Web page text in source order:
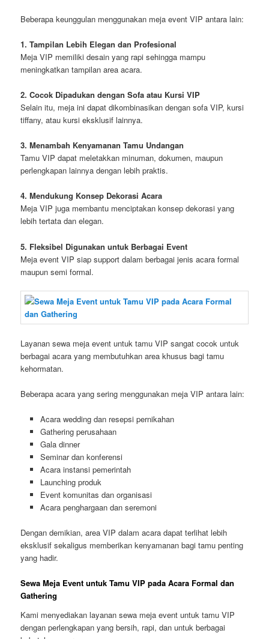
Beberapa keunggulan menggunakan meja event VIP antara lain:
1. Tampilan Lebih Elegan dan Profesional
Meja VIP memiliki desain yang rapi sehingga mampu
meningkatkan tampilan area acara.
2. Cocok Dipadukan dengan Sofa atau Kursi VIP
Selain itu, meja ini dapat dikombinasikan dengan sofa VIP, kursi
tiffany, atau kursi eksklusif lainnya.
3. Menambah Kenyamanan Tamu Undangan
Tamu VIP dapat meletakkan minuman, dokumen, maupun
perlengkapan lainnya dengan lebih praktis.
4. Mendukung Konsep Dekorasi Acara
Meja VIP juga membantu menciptakan konsep dekorasi yang
lebih tertata dan elegan.
5. Fleksibel Digunakan untuk Berbagai Event
Meja event VIP siap support dalam berbagai jenis acara formal
maupun semi formal.
Layanan sewa meja event untuk tamu VIP sangat cocok untuk
berbagai acara yang membutuhkan area khusus bagi tamu
kehormatan.
Beberapa acara yang sering menggunakan meja VIP antara lain:
Acara wedding dan resepsi pernikahan
Gathering perusahaan
Gala dinner
Seminar dan konferensi
Acara instansi pemerintah
Launching produk
Event komunitas dan organisasi
Acara penghargaan dan seremoni
Dengan demikian, area VIP dalam acara dapat terlihat lebih
eksklusif sekaligus memberikan kenyamanan bagi tamu penting
yang hadir.
Sewa Meja Event untuk Tamu VIP pada Acara Formal dan
Gathering
Kami menyediakan layanan sewa meja event untuk tamu VIP
dengan perlengkapan yang bersih, rapi, dan untuk berbagai